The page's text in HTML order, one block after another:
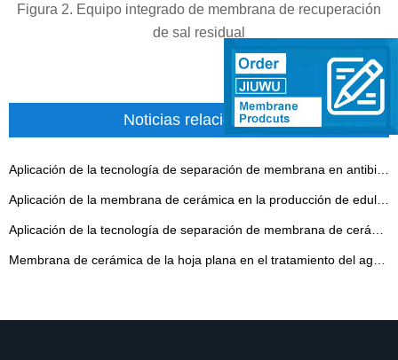
Figura 2. Equipo integrado de membrana de recuperación
de sal residual
Noticias relacionadas